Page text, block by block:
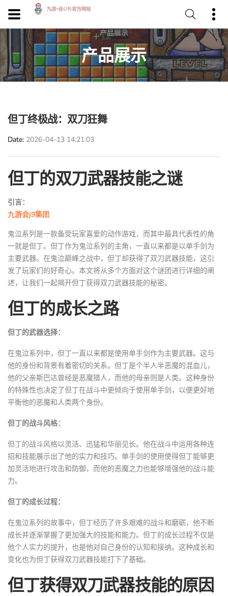
产品展示
但丁终极战：双刀狂舞
Date 2026-04-13 14:21:03
但丁的双刀武器技能之谜
引言：
九游会j9集团
鬼泣系列是一款备受玩家喜爱的动作游戏，而其中最具代表性的角
一就是但丁。但丁作为鬼泣系列的主角，一直以来都是以单手剑为
主要武器。在鬼泣巅峰之战中，但丁却获得了双刀武器技能，这引
发了玩家们的好奇心。本文将从多个方面对这个谜团进行详细的阐
述，让我们一起揭开但丁获得双刀武器技能的秘密。
但丁的成长之路
但丁的武器选择：
在鬼泣系列中，但丁一直以来都是使用单手剑作为主要武器。这与
他的身份和背景有着密切的关系。但丁是个半人半恶魔的混血儿，
他的父亲斯巴达曾经是恶魔猎人，而他的母亲则是人类。这种身份
的特殊性也决定了但丁在战斗中更倾向于使用单手剑，以便更好地
平衡他的恶魔和人类两个身份。
但丁的战斗风格：
但丁的战斗风格以灵活、迅猛和华丽见长。他在战斗中运用各种连
招和技能展示出了他的实力和技巧。单手剑的使用使得但丁能够更
加灵活地进行攻击和防御，而他的恶魔之力也能够增强他的战斗能
力。
但丁的成长过程：
在鬼泣系列的故事中，但丁经历了许多艰难的战斗和磨砺，他不断
成长并逐渐掌握了更加强大的技能和能力。但丁的成长过程不仅是
他个人实力的提升，也是他对自己身份的认知和接纳。这种成长和
变化也为但丁获得双刀武器技能打下了基础。
但丁获得双刀武器技能的原因